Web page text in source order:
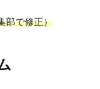
部で修正）